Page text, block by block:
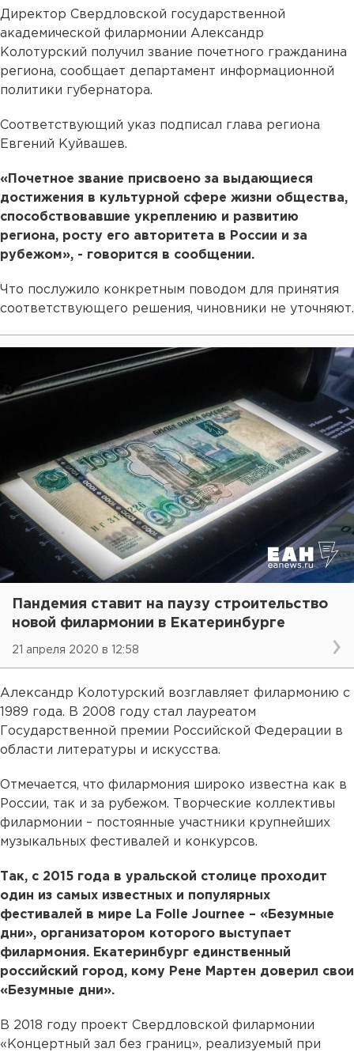
Директор Свердловской государственной
академической филармонии Александр
Колотурский получил звание почетного гражданина
региона, сообщает департамент информационной
политики губернатора.
Соответствующий указ подписал глава региона
Евгений Куйвашев.
«Почетное звание присвоено за выдающиеся
достижения в культурной сфере жизни общества,
способствовавшие укреплению и развитию
региона, росту его авторитета в России и за
рубежом», - говорится в сообщении.
Что послужило конкретным поводом для принятия
соответствующего решения, чиновники не уточняют.
Пандемия ставит на паузу строительство
новой филармонии в Екатеринбурге
21 апреля 2020 в 12:58
Александр Колотурский возглавляет филармонию с
1989 года. В 2008 году стал лауреатом
Государственной премии Российской Федерации в
области литературы и искусства.
Отмечается, что филармония широко известна как в
России, так и за рубежом. Творческие коллективы
филармонии – постоянные участники крупнейших
музыкальных фестивалей и конкурсов.
Так, с 2015 года в уральской столице проходит
один из самых известных и популярных
фестивалей в мире La Folle Journee – «Безумные
дни», организатором которого выступает
филармония. Екатеринбург единственный
российский город, кому Рене Мартен доверил свои
«Безумные дни».
В 2018 году проект Свердловской филармонии
«Концертный зал без границ», реализуемый при